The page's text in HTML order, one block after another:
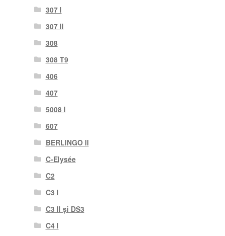
307 I
307 II
308
308 T9
406
407
5008 I
607
BERLINGO II
C-Elysée
C2
C3 I
C3 II și DS3
C4 I